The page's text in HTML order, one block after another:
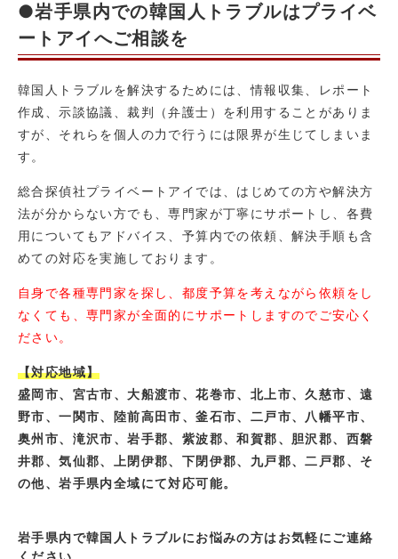
●岩手県内での韓国人トラブルはプライベ
ートアイへご相談を
韓国人トラブルを解決するためには、情報収集、レポート
作成、示談協議、裁判（弁護士）を利用することがありま
すが、それらを個人の力で行うには限界が生じてしまいま
す。
総合探偵社プライベートアイでは、はじめての方や解決方
法が分からない方でも、専門家が丁寧にサポートし、各費
用についてもアドバイス、予算内での依頼、解決手順も含
めての対応を実施しております。
自身で各種専門家を探し、都度予算を考えながら依頼をし
なくても、専門家が全面的にサポートしますのでご安心く
ださい。
【対応地域】
盛岡市、宮古市、大船渡市、花巻市、北上市、久慈市、遠
野市、一関市、陸前高田市、釜石市、二戸市、八幡平市、
奥州市、滝沢市、岩手郡、紫波郡、和賀郡、胆沢郡、西磐
井郡、気仙郡、上閉伊郡、下閉伊郡、九戸郡、二戸郡、そ
の他、岩手県内全域にて対応可能。
岩手県内で韓国人トラブルにお悩みの方はお気軽にご連絡
ください